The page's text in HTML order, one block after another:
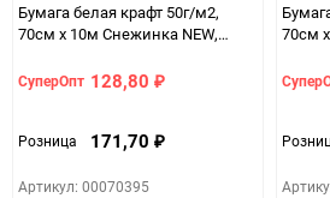
Бумага белая крафт 50г/м2,
70см x 10м Снежинка NEW,
СуперОпт 128,80 ₽
Розница 171,70 ₽
Артикул: 00070395
70см